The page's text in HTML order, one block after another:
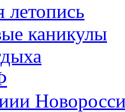
летопись
каникулы